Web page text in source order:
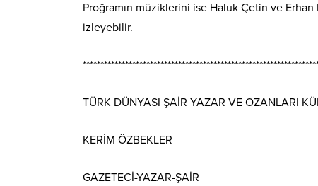
Proğramın müziklerini ise Haluk Çetin ve
izleyebilir.
TÜRK DÜNYASI ŞAİR YAZAR VE OZANLARI
KERİM ÖZBEKLER
GAZETECİ-YAZAR-ŞAİR